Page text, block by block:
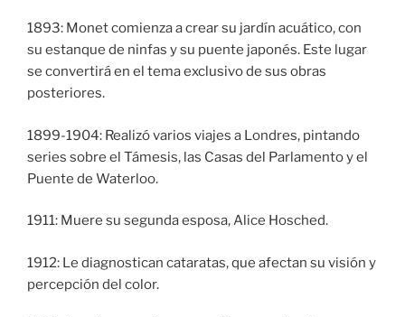
1893: Monet comienza a crear su jardín acuático, con
su estanque de ninfas y su puente japonés. Este lugar
se convertirá en el tema exclusivo de sus obras
posteriores.
1899-1904: Realizó varios viajes a Londres, pintando
series sobre el Támesis, las Casas del Parlamento y el
Puente de Waterloo.
1911: Muere su segunda esposa, Alice Hosched.
1912: Le diagnostican cataratas, que afectan su visión y
percepción del color.